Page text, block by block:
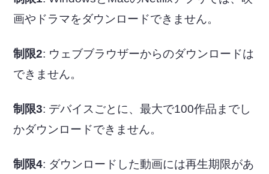
画やドラマをダウンロードできません。
制限2: ウェブブラウザーからのダウンロードは
できません。
制限3: デバイスごとに、最大で100作品までし
かダウンロードできません。
制限4: ダウンロードした動画には再生期限があ